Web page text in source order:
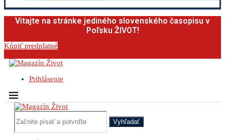
Vitajte na stránke jediného slovenského časopisu v
Poľsku ŽIVOT!
Kúpiť predplatné
Prihlásenie
Vyhľadať